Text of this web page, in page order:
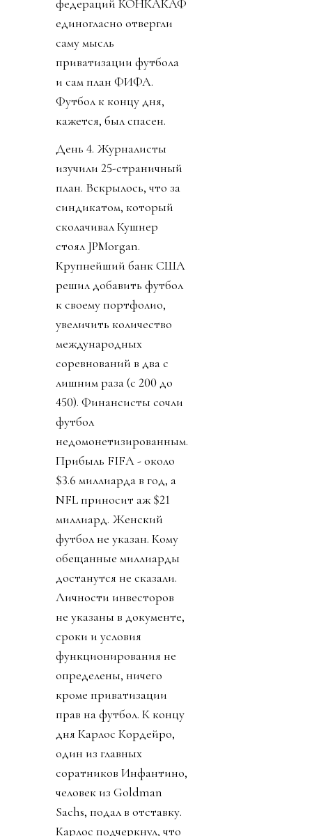
федераций КОНКАКАФ
единогласно отвергли
саму мысль
приватизации футбола
и сам план ФИФА.
Футбол к концу дня,
кажется, был спасен.
День 4. Журналисты
изучили 25-страничный
план. Вскрылось, что за
синдикатом, который
сколачивал Кушнер
стоял JPMorgan.
Крупнейший банк США
решил добавить футбол
к своему портфолио,
увеличить количество
международных
соревнований в два с
лишним раза (с 200 до
450). Финансисты сочли
футбол
недомонетизированным.
Прибыль FIFA - около
$3.6 миллиарда в год, а
NFL приносит аж $21
миллиард. Женский
футбол не указан. Кому
обещанные миллиарды
достанутся не сказали.
Личности инвесторов
не указаны в документе,
сроки и условия
функционирования не
определены, ничего
кроме приватизации
прав на футбол. К концу
дня Карлос Кордейро,
один из главных
соратников Инфантино,
человек из Goldman
Sachs, подал в отставку.
Карлос подчеркнул, что